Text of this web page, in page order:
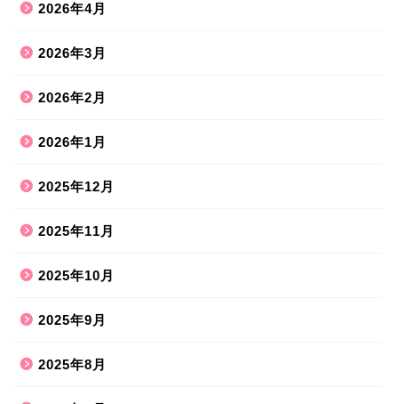
2026年4月
2026年3月
2026年2月
2026年1月
2025年12月
2025年11月
2025年10月
2025年9月
2025年8月